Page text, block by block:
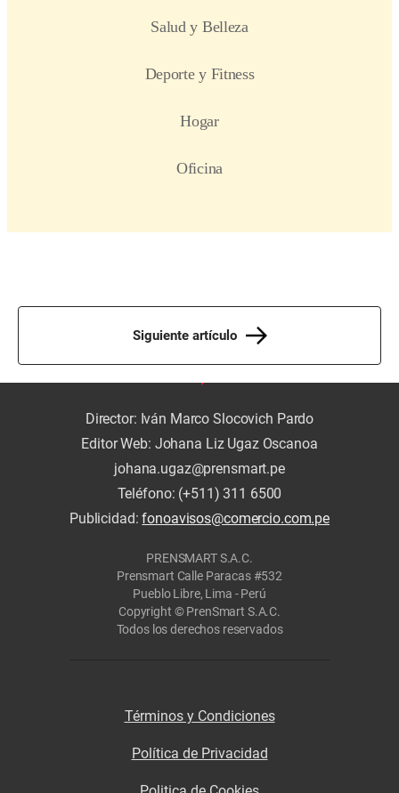
Siguiente artículo
Director: Iván Marco Slocovich Pardo
Editor Web: Johana Liz Ugaz Oscanoa
johana.ugaz@prensmart.pe
Teléfono: (+511) 311 6500
Publicidad:fonoavisos@comercio.com.pe
PRENSMART S.A.C.
Prensmart Calle Paracas #532
Pueblo Libre, Lima - Perú
Copyright © PrenSmart S.A.C.
Todos los derechos reservados
Términos y Condiciones
Política de Privacidad